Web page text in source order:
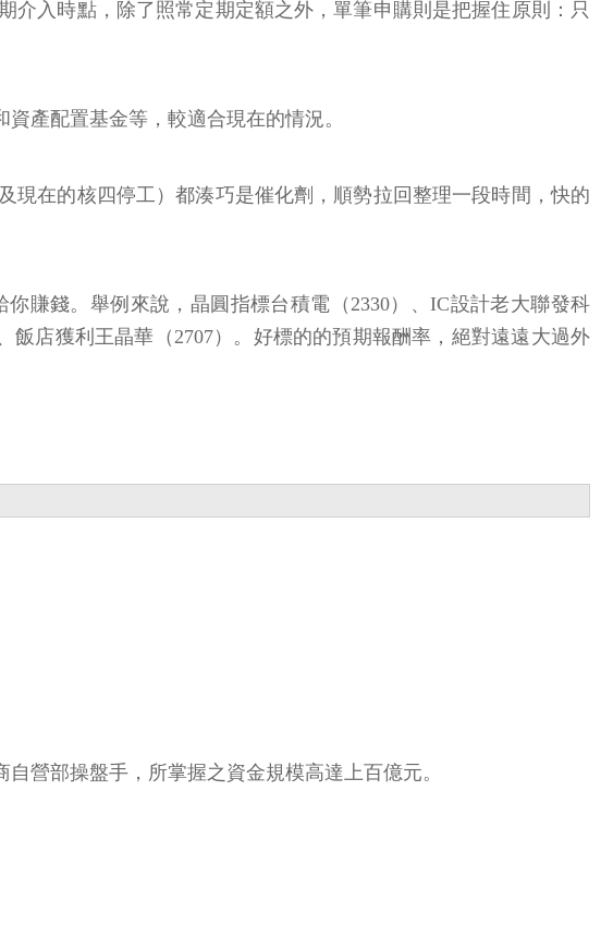
入時點，除了照常定期定額之外，單筆申購則是把握住原則：只
產配置基金等，較適合現在的情況。
在的核四停工）都湊巧是催化劑，順勢拉回整理一段時間，快的
賺錢。舉例來說，晶圓指標台積電（2330）、IC設計老大聯發科
飯店獲利王晶華（2707）。好標的的預期報酬率，絕對遠遠大過外
營部操盤手，所掌握之資金規模高達上百億元。